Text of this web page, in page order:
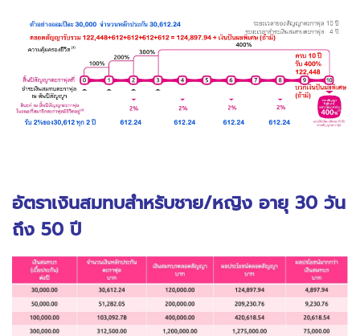
อัตราเงินสมทบสำหรับชาย/หญิง อายุ 30 วัน
ถึง 50 ปี